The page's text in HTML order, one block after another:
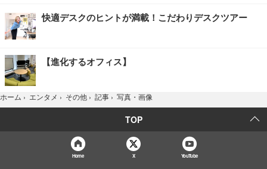
快適デスクのヒントが満載！こだわりデスクツアー
【進化するオフィス】
ホーム › エンタメ › その他 › 記事 › 写真・画像
TOP
Home X YouTube